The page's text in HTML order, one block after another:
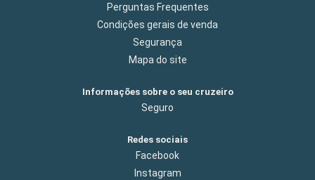
Perguntas Frequentes
Condições gerais de venda
Segurança
Mapa do site
Informações sobre o seu cruzeiro
Seguro
Redes sociais
Facebook
Instagram